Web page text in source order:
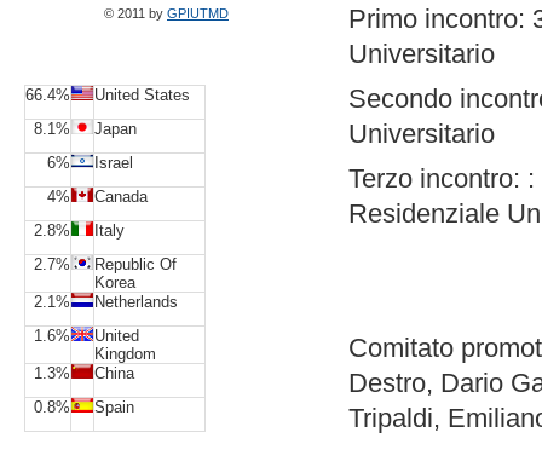
© 2011 by GPIUTMD
66.4%
United States
8.1%
Japan
6%
Israel
4%
Canada
2.8%
Italy
2.7%
Republic Of
Korea
2.1%
Netherlands
1.6%
United
Kingdom
1.3%
China
0.8%
Spain
Primo incontro:
Universitario
Secondo
Universitario
Terzo incontro:
Residenziale
Comitato
Destro, Dario
Tripaldi,